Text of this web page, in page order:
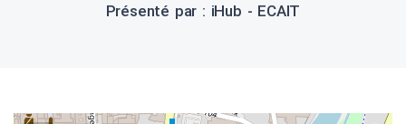
Présenté par : iHub - ECAIT